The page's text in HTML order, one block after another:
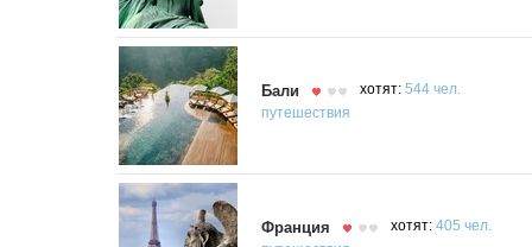
Бали хотят: 544 чел.
путешествия
Франция хотят: 405 чел.